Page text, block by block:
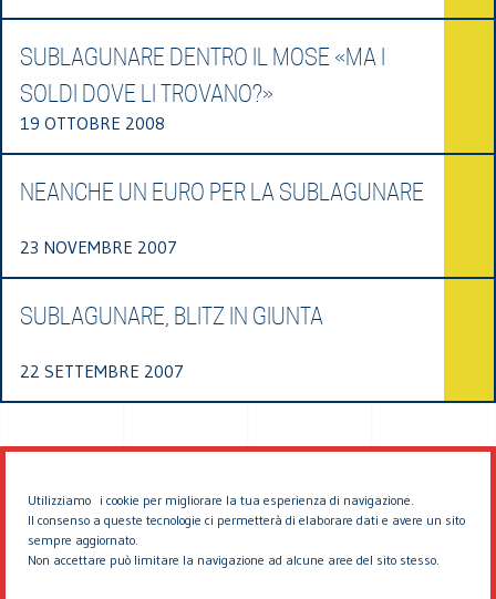
Utilizziamo i cookie per migliorare la tua esperienza di navigazione.
Il consenso a queste tecnologie ci permetterà di elaborare dati e avere un sito
sempre aggiornato.
Non accettare può limitare la navigazione ad alcune aree del sito stesso.
SUBLAGUNARE DENTRO IL MOSE «MA I
SOLDI DOVE LI TROVANO?»
19 OTTOBRE 2008
NEANCHE UN EURO PER LA SUBLAGUNARE
23 NOVEMBRE 2007
SUBLAGUNARE, BLITZ IN GIUNTA
22 SETTEMBRE 2007